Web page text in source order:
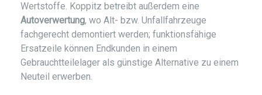
Wertstoffe. Koppitz betreibt außerdem eine
Autoverwertung, wo Alt- bzw. Unfallfahrzeuge
fachgerecht demontiert werden; funktions­fähige
Ersatzeile können Endkunden in einem
Gebrauchtteilelager als günstige Alternative zu einem
Neuteil erwerben.